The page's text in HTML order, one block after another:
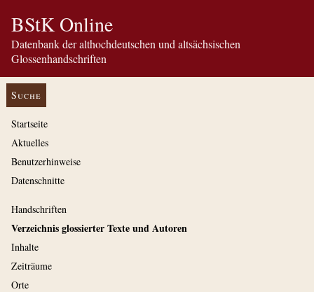
BStK Online
Datenbank der althochdeutschen und altsächsischen
Glossenhandschriften
Suche
Startseite
Aktuelles
Benutzerhinweise
Datenschnitte
Handschriften
Verzeichnis glossierter Texte und Autoren
Inhalte
Zeiträume
Orte